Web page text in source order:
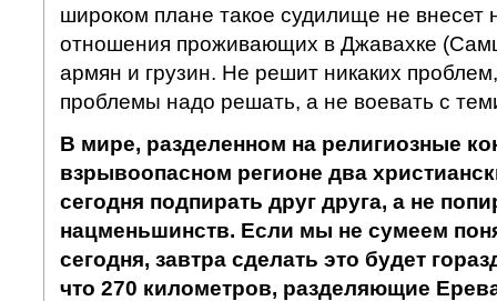
широком плане такое судилище не внесет
отношения проживающих в Джавахке
армян и грузин. Не решит никаких
проблемы надо решать, а не воевать с
В мире, разделенном на религиозные
взрывоопасном регионе два
сегодня подпирать друг друга, а не
нацменьшинств. Если мы не сумеем
сегодня, завтра сделать это будет
что 270 километров, разделяющие